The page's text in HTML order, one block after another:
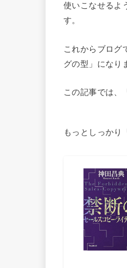
使いこなせるよ
す。
これからブログ
グの型」になり
この記事では、
もっとしっかり